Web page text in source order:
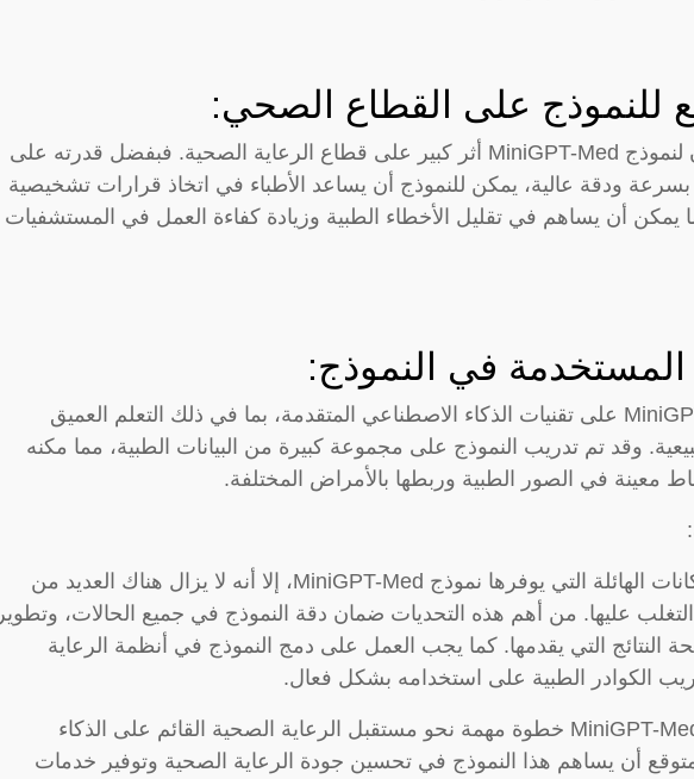
للنموذج على القطاع الصحي:
من المتوقع أن يكون لنموذج MiniGPT-Med أثر كبير على قطاع الرعاية الصحية. فبفضل قدرته على
بسرعة ودقة عالية، يمكن للنموذج أن يساعد الأطباء في اتخاذ قرارات تشخيصية
يمكن أن يساهم في تقليل الأخطاء الطبية وزيادة كفاءة العمل في المستشفيات
المستخدمة في النموذج:
يعتمد نموذج MiniGPT-Med على تقنيات الذكاء الاصطناعي المتقدمة، بما في ذلك التعلم العميق
وقد تم تدريب النموذج على مجموعة كبيرة من البيانات الطبية، مما مكنه
معينة في الصور الطبية وربطها بالأمراض المختلفة.
على الرغم من الإمكانات الهائلة التي يوفرها نموذج MiniGPT-Med، إلا أنه لا يزال هناك العديد من
عليها. من أهم هذه التحديات ضمان دقة النموذج في جميع الحالات، وتطوير
النتائج التي يقدمها. كما يجب العمل على دمج النموذج في أنظمة الرعاية
الكوادر الطبية على استخدامه بشكل فعال.
يمثل إطلاق نموذج MiniGPT-Med خطوة مهمة نحو مستقبل الرعاية الصحية القائم على الذكاء
أن يساهم هذا النموذج في تحسين جودة الرعاية الصحية وتوفير خدمات